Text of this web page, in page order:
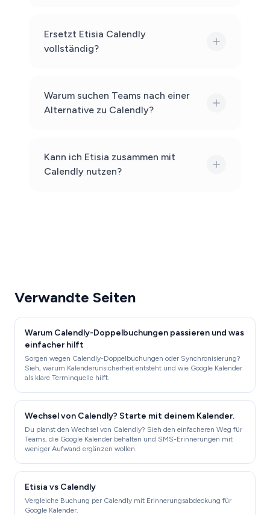
Ersetzt Etisia Calendly
vollständig?
Warum suchen Teams nach einer
Alternative zu Calendly?
Kann ich Etisia zusammen mit
Calendly nutzen?
Verwandte Seiten
Warum Calendly-Doppelbuchungen passieren und was
einfacher hilft
Sorgen wegen Calendly-Doppelbuchungen oder Synchronisierung?
Sieh, warum Kalenderunsicherheit entsteht und wie Google Kalender
als klare Terminquelle hilft.
Wechsel von Calendly? Starte mit deinem Kalender.
Du planst den Wechsel von Calendly? Sieh den einfacheren Weg für
Teams, die Google Kalender behalten und SMS-Erinnerungen mit
weniger Aufwand ergänzen wollen.
Etisia vs Calendly
Vergleiche Buchung per Calendly mit Erinnerungsabdeckung für
Google Kalender.